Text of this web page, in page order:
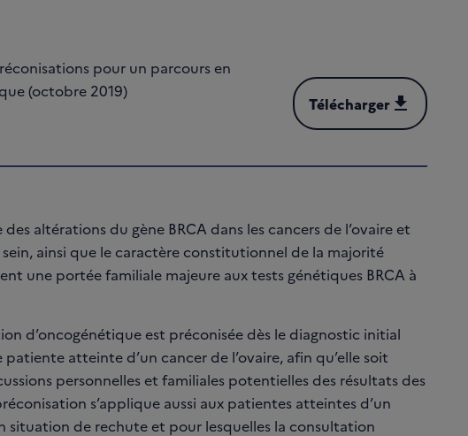
pour un parcours en
(octobre 2019)
Télécharger
Télécharger (PDF - 2 MB)
altérations du gène BRCA dans les cancers de l’ovaire et
ainsi que le caractère constitutionnel de la majorité
une portée familiale majeure aux tests génétiques BRCA à
d’oncogénétique est préconisée dès le diagnostic initial
atteinte d’un cancer de l’ovaire, afin qu’elle soit
personnelles et familiales potentielles des résultats des
s’applique aussi aux patientes atteintes d’un
situation de rechute et pour lesquelles la consultation